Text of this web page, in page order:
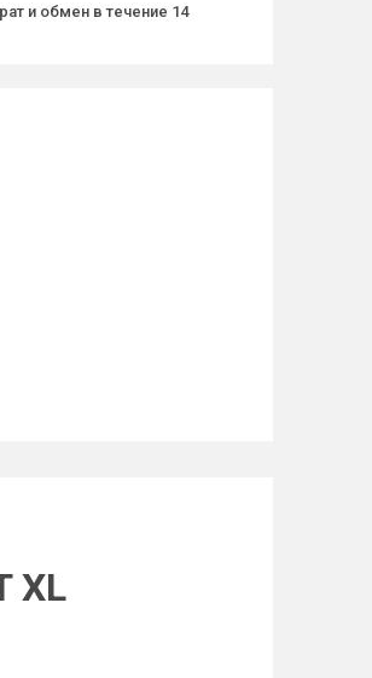
и обмен в течение 14
XL